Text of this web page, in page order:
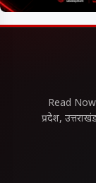
Read Now
प्रदेश,